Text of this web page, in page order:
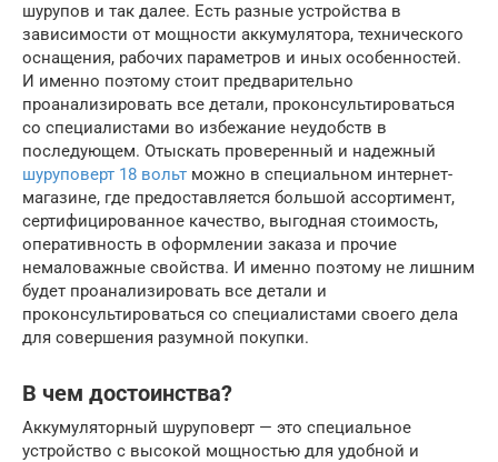
шурупов и так далее. Есть разные устройства в
зависимости от мощности аккумулятора, технического
оснащения, рабочих параметров и иных особенностей.
И именно поэтому стоит предварительно
проанализировать все детали, проконсультироваться
со специалистами во избежание неудобств в
последующем. Отыскать проверенный и надежный
шуруповерт 18 вольт можно в специальном интернет-
магазине, где предоставляется большой ассортимент,
сертифицированное качество, выгодная стоимость,
оперативность в оформлении заказа и прочие
немаловажные свойства. И именно поэтому не лишним
будет проанализировать все детали и
проконсультироваться со специалистами своего дела
для совершения разумной покупки.
В чем достоинства?
Аккумуляторный шуруповерт — это специальное
устройство с высокой мощностью для удобной и